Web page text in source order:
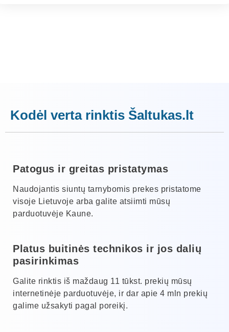
Kodėl verta rinktis Šaltukas.lt
Patogus ir greitas pristatymas
Naudojantis siuntų tarnybomis prekes pristatome
visoje Lietuvoje arba galite atsiimti mūsų
parduotuvėje Kaune.
Platus buitinės technikos ir jos dalių
pasirinkimas
Galite rinktis iš maždaug 11 tūkst. prekių mūsų
internetinėje parduotuvėje, ir dar apie 4 mln prekių
galime užsakyti pagal poreikį.